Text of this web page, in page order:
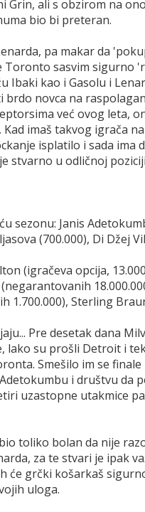
Grin, ali s obzirom na
bio bi preteran.
pa makar da
Toronto sasvim sigurno
Ibaki kao i Gasolu i
novca na
već ovog leta,
imaš takvog igrača
isplatilo i sada ima
stvarno u odličnoj
sezonu: Janis
(700.000), Di Džej
(igračeva opcija,
(negarantovanih
1.700.000), Sterling
Pre desetak dana
lako su prošli Detroit i
Smešilo im se
i društvu da
uzastopne utakmice
toliko bolan da nije
za te stvari je ipak
će grčki košarkaš
uloga.